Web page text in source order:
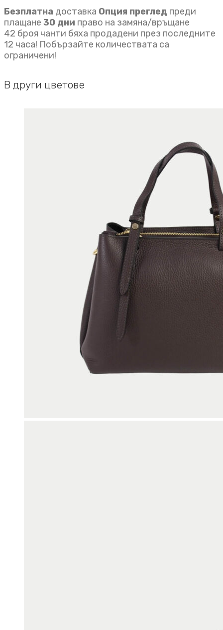
Безплатна доставка Опция преглед преди
плащане 30 дни право на замяна/връщане
42 броя чанти бяха продадени през последните
12 часа! Побързайте количествата са
ограничени!
В други цветове